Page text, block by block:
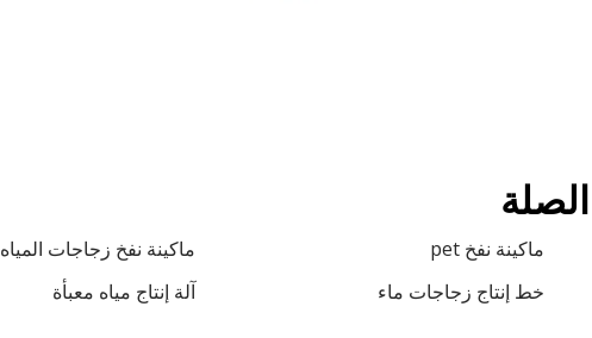
ماكينة نفخ pet ماكينة نفخ زجاجات المياه
خط إنتاج زجاجات ماء آلة إنتاج مياه معبأة